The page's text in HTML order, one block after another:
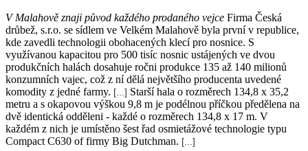
V Malahově znaji původ každého prodaného vejce Firma Česká
drůbež, s.r.o. se sídlem ve Velkém Malahově byla první v republice,
kde zavedli technologii obohacených klecí pro nosnice. S
využívanou kapacitou pro 500 tisíc nosnic ustájených ve dvou
produkčních halách dosahuje ročni produkce 135 až 140 milionů
konzumních vajec, což z ní dělá největšího producenta uvedené
komodity z jedné farmy. [...] Starší hala o rozměrech 134,8 x 35,2
metru a s okapovou výškou 9,8 m je podélnou příčkou předělena na
dvě identická odděleni - každé o rozměrech 134,8 x 17 m. V
každém z nich je umístěno šest řad osmietážové technologie typu
Compact C630 of firmy Big Dutchman. [...]